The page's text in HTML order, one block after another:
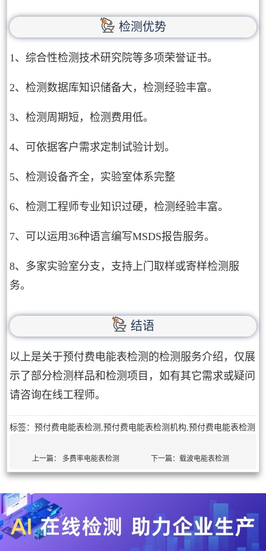
检测优势
1、综合性检测技术研究院等多项荣誉证书。
2、检测数据库知识储备大，检测经验丰富。
3、检测周期短，检测费用低。
4、可依据客户需求定制试验计划。
5、检测设备齐全，实验室体系完整
6、检测工程师专业知识过硬，检测经验丰富。
7、可以运用36种语言编写MSDS报告服务。
8、多家实验室分支，支持上门取样或寄样检测服
务。
结语
以上是关于预付费电能表检测的检测服务介绍，仅展
示了部分检测样品和检测项目，如有其它需求或疑问
请咨询在线工程师。
标签：预付费电能表检测,预付费电能表检测机构,预付费电能表检测
上一篇： 多费率电能表检测 下一篇：载波电能表检测